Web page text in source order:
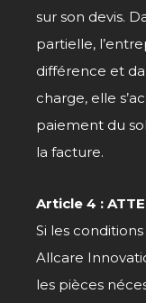
sur son devis.
partielle,
différence et
charge, elle
paiement du
la facture.
Article 4 :
Si les
Allcare
les pièces